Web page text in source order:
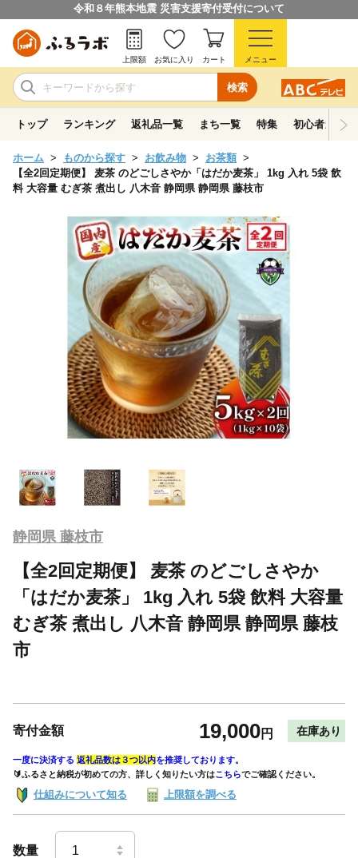
令和８年熊本地震 災害支援寄付受付について
検索
上限額 お気に入り カート メニュー
トップ ランキング 返礼品一覧 まち一覧 特集 初心者ガイド
ホーム ものから探す お飲み物
お茶類
【全2回定期便】 麦茶 のどごしさやか「はだか麦茶」 1kg 入れ 5袋 飲
料 大容量 むぎ茶 煮出し 八木音 静岡県 静岡県 藤枝市
静岡県 藤枝市
【全2回定期便】 麦茶 のどごしさやか
「はだか麦茶」 1kg 入れ 5袋 飲料 大容量
むぎ茶 煮出し 八木音 静岡県 静岡県 藤枝
市
寄付金額 19,000円 在庫あり
一度に決済する 返礼品数は３つ以内を推奨しております。
🔰ふるさと納税が初めての方、詳しく知りたい方はこちらでご確認ください。
仕組みについて知る 上限額を調べる
数量